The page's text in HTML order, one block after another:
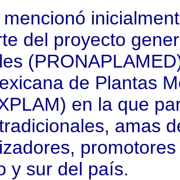
del proyecto
de Plantas
en la que
amas
y sur del país.